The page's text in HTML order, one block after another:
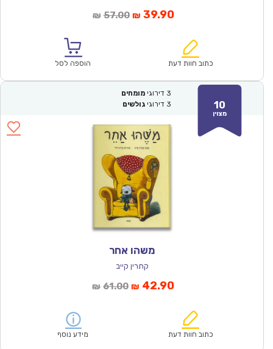
₪ 57.00המחיר
₪57.00.
₪ 39.90המחיר
הוא:
כתוב חוות דעת הוספה לסל
10
מצוין
3 דירוגי מומחים
3 דירוגי גולשים
משהו אחר
קתרין קייב
₪ 61.00המחיר
₪61.00.
₪ 42.90המחיר
הוא:
כתוב חוות דעת מידע נוסף